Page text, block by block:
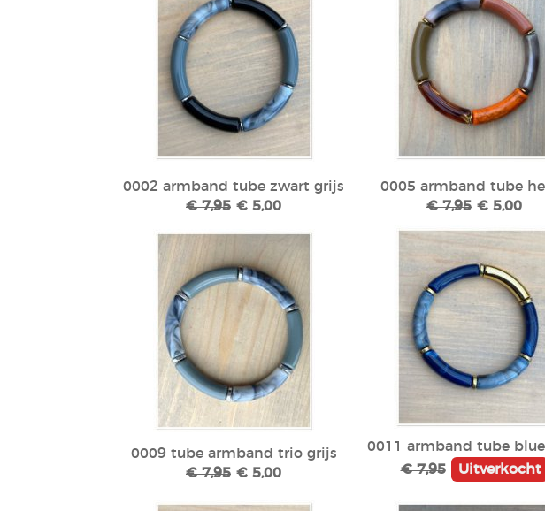
0002 armband tube zwart grijs
€ 7,95 € 5,00
0005 armband tube
€ 7,95 € 5,00
0009 tube armband trio grijs
€ 7,95 € 5,00
0011 armband tube
€ 7,95
Uitverkocht